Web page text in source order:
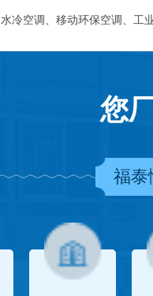
水冷空调、移动环保空调、工
您
福泰